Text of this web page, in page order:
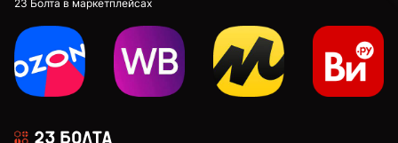
М14
23 Болта в маркетплейсах